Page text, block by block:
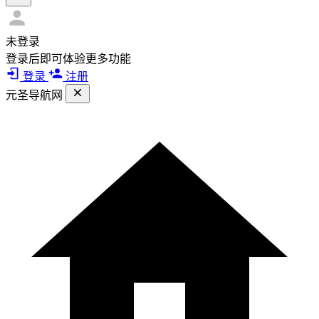
未登录
登录后即可体验更多功能
登录
注册
元圣导航网